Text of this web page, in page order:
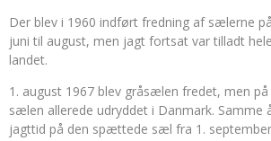
Der blev i 1960 indført fredning af sælerne
juni til august, men jagt fortsat var tilladt
landet.
1. august 1967 blev gråsælen fredet, men
sælen allerede udryddet i Danmark. Samme
jagttid på den spættede sæl fra 1.